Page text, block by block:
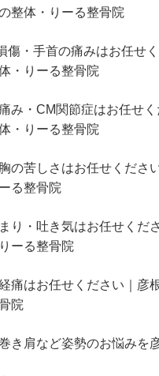
整体・りーる整骨院
傷・手首の痛みはお任せ
・りーる整骨院
み・CM関節症はお任せ
・りーる整骨院
の苦しさはお任せくださ
る整骨院
り・吐き気はお任せくだ
ーる整骨院
痛はお任せください｜彦
院
き肩など姿勢のお悩みを